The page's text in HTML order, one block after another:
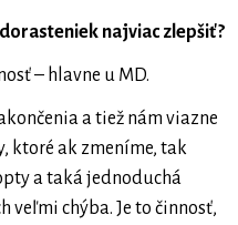
najviac zlepšiť?
– hlavne u MD.
a tiež nám viazne
ktoré ak zmeníme, tak
a taká jednoduchá
veľmi chýba. Je to činnosť,